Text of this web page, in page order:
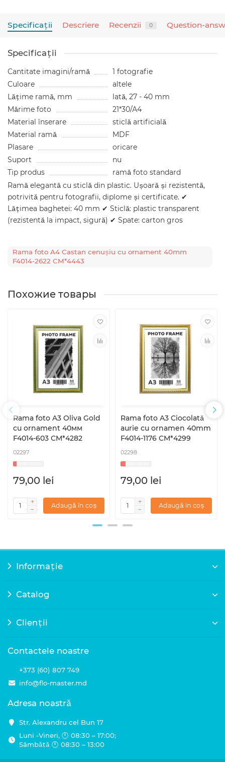
Specificaţii Descriere Recenzii 0 Question-
Specificaţii
Cantitate imagini/ramă
1 fotografie
Culoare
altele
Lățime ramă, mm
lată, 27 - 40 mm
Mărime foto
21*30/А4
Material înserare
sticlă artificială
Material ramă
MDF
Plasare
oricare
Suport
nu
Tip produs
ramă foto standard
Ramă elegantă cu sticlă din plastic. Ușoară și rezistentă,
potrivită pentru fotografii, diplome și certificate. ✔
Lățimea baghetei: 40 mm ✔ Sticlă: plastic transparent
(rezistentă la impact, sigură) ✔ Spate: carton gros
Rama foto A4 Castan cenușiu cu ornament 40mm
F4014-2622 CM*4443
Похожие товары
Rama foto A3 Oliva Gold
cu ornament 40мм
F4014-603 CM*4282
02297
79,00 lei
Adaugă în coș
Rama foto A3 Ciocolată
aurie cu ornamen 40mm
F4014-1176 CM*4299
02298
79,00 lei
Adaugă în coș
Informație
Catalog
Clienții
Contactele noastre
+373 (60) 807 749
info@flo-master.md
Adresa noastră
Str. Alexandru cel Bun 17
Luni -Vineri, 🕛 08:30 – 17:00;
Sâmbătă 🕛 08:30 – 13:00